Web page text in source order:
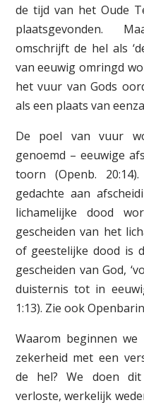
de tijd van het Oude
plaatsgevonden.
omschrijft de hel als
van eeuwig omringd
het vuur van Gods
als een plaats van
De poel van vuur
genoemd – eeuwige
toorn (Openb.
gedachte aan
lichamelijke dood
gescheiden van het
of geestelijke dood is
gescheiden van God,
duisternis tot in
1:13). Zie ook
Waarom beginnen
zekerheid met een
de hel? We doen
verloste, werkelijk